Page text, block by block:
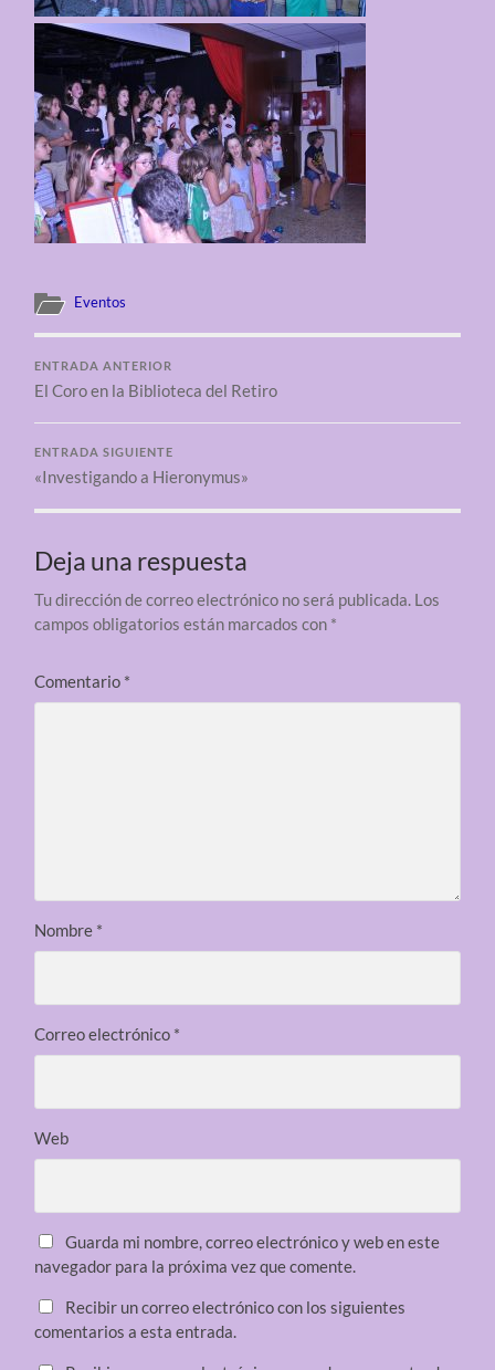
Eventos
ENTRADA ANTERIOR
El Coro en la Biblioteca del Retiro
ENTRADA SIGUIENTE
«Investigando a Hieronymus»
Deja una respuesta
Tu dirección de correo electrónico no será publicada. Los
campos obligatorios están marcados con *
Comentario *
Nombre *
Correo electrónico *
Web
Guarda mi nombre, correo electrónico y web en este
navegador para la próxima vez que comente.
Recibir un correo electrónico con los siguientes
comentarios a esta entrada.